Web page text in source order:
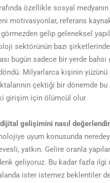
özellikle sosyal
motivasyonlar, referans
gelip geleneksel
sektörünün bazı
bugün sadece bir yerde bahsi
Milyarlarca kişinin yüzünü
çektiği bir dönemde
girişim için ölümcül olur.
dijital gelişimini nasıl
uyum konusunda
yatkın. Gelire oranla
geliyoruz. Bu kadar fazla ilgi
ister istemez beklentiler